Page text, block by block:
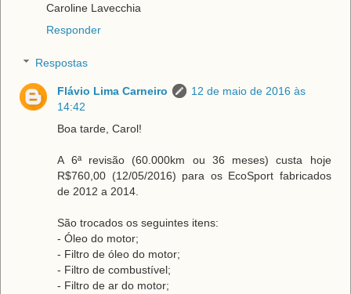
Caroline Lavecchia
Responder
Respostas
Flávio Lima Carneiro
12 de maio de 2016 às
14:42
Boa tarde, Carol!
A 6ª revisão (60.000km ou 36 meses) custa hoje
R$760,00 (12/05/2016) para os EcoSport fabricados
de 2012 a 2014.
São trocados os seguintes itens:
- Óleo do motor;
- Filtro de óleo do motor;
- Filtro de combustível;
- Filtro de ar do motor;